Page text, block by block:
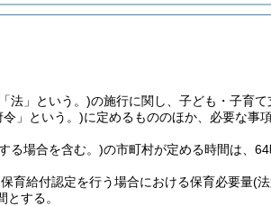
法」という。)の施行に関し、子ども・子育
」という。)に定めるもののほか、必要な事
る場合を含む。)の市町村が定める時間は、64
育給付認定を行う場合における保育必要量(
とする。